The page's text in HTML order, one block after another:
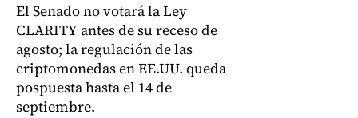
El Senado no votará la Ley
CLARITY antes de su receso de
agosto; la regulación de las
criptomonedas en EE.UU. queda
pospuesta hasta el 14 de
septiembre.